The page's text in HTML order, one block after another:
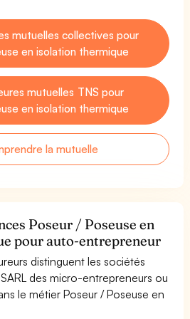
mutuelles collectives pour
en isolation thermique
mutuelles TNS pour
en isolation thermique
la mutuelle
Poseur / Poseuse en
pour auto-entrepreneur
distinguent les sociétés
des micro-entrepreneurs ou
le métier Poseur / Poseuse en